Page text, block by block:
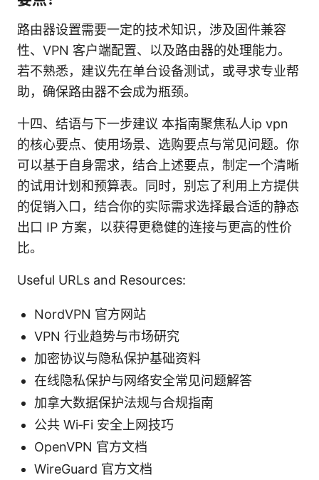
路由器设置需要一定的技术知识，涉及固件兼容
性、VPN 客户端配置、以及路由器的处理能力。
若不熟悉，建议先在单台设备测试，或寻求专业帮
助，确保路由器不会成为瓶颈。
十四、结语与下一步建议 本指南聚焦私人ip vpn
的核心要点、使用场景、选购要点与常见问题。你
可以基于自身需求，结合上述要点，制定一个清晰
的试用计划和预算表。同时，别忘了利用上方提供
的促销入口，结合你的实际需求选择最合适的静态
出口 IP 方案，以获得更稳健的连接与更高的性价
比。
Useful URLs and Resources:
NordVPN 官方网站
VPN 行业趋势与市场研究
加密协议与隐私保护基础资料
在线隐私保护与网络安全常见问题解答
加拿大数据保护法规与合规指南
公共 Wi‑Fi 安全上网技巧
OpenVPN 官方文档
WireGuard 官方文档